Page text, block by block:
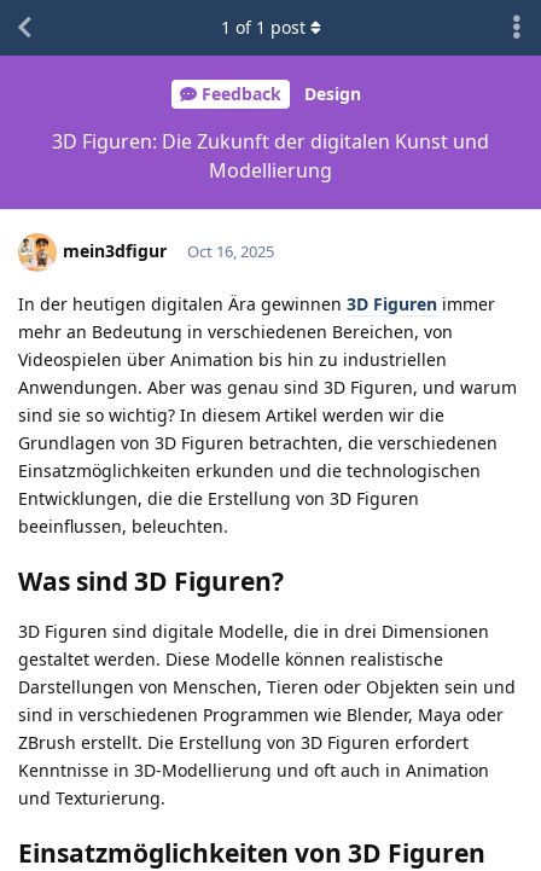
Feedback Design
3D Figuren: Die Zukunft der digitalen Kunst und
Modellierung
1 of 1 post
mein3dfigur Oct 16, 2025
In der heutigen digitalen Ära gewinnen 3D Figuren immer
mehr an Bedeutung in verschiedenen Bereichen, von
Videospielen über Animation bis hin zu industriellen
Anwendungen. Aber was genau sind 3D Figuren, und warum
sind sie so wichtig? In diesem Artikel werden wir die
Grundlagen von 3D Figuren betrachten, die verschiedenen
Einsatzmöglichkeiten erkunden und die technologischen
Entwicklungen, die die Erstellung von 3D Figuren
beeinflussen, beleuchten.
Was sind 3D Figuren?
3D Figuren sind digitale Modelle, die in drei Dimensionen
gestaltet werden. Diese Modelle können realistische
Darstellungen von Menschen, Tieren oder Objekten sein und
sind in verschiedenen Programmen wie Blender, Maya oder
ZBrush erstellt. Die Erstellung von 3D Figuren erfordert
Kenntnisse in 3D-Modellierung und oft auch in Animation
und Texturierung.
Einsatzmöglichkeiten von 3D Figuren